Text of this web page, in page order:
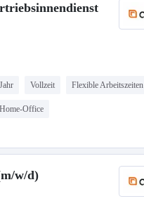
Vollzeit Flexible Arbeitszeiten
Home-Office
w/d)